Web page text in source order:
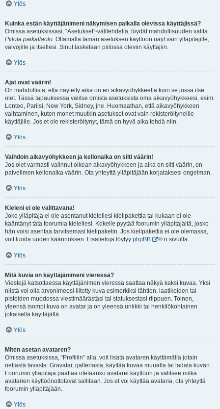
Ylös
Kuinka estän käyttäjänimeni näkymisen paikalla olevissa käyttäjissä?
Omissa asetuksissasi, “Asetukset”-välilehdellä, löydät mahdollisuuden valita
Piilota paikallaolo. Ottamalla tämän asetuksen käyttöön näyt vain ylläpitäjille,
valvojille ja itsellesi. Sinut lasketaan piilossa oleviin käyttäjiin.
Ylös
Ajat ovat väärin!
On mahdollista, että näytetty aika on eri aikavyöhykkeeltä kuin se jossa itse
olet. Tässä tapauksessa valitse omista asetuksista oma aikavyöhykkeesi, esim.
Lontoo, Pariisi, New York, Sidney, jne. Huomaathan, että aikavyöhykkeen
vaihtaminen, kuten monet muutkin asetukset ovat vain rekisteröityneille
käyttäjille. Jos et ole rekisteröitynyt, tämä on hyvä aika tehdä niin.
Ylös
Vaihdoin aikavyöhykkeen ja kellonaika on silti väärin!
Jos olet varmasti valinnut oikean aikavyöhykkeen ja aika on silti väärin, on
palvelimen kellonaika väärin. Ota yhteyttä ylläpitäjään korjataksesi ongelman.
Ylös
Kieleni ei ole valittavana!
Joko ylläpitäjä ei ole asentanut kielellesi kielipakettia tai kukaan ei ole
kääntänyt tätä foorumia kielellesi. Kokeile pyytää foorumin ylläpitäjältä, josko
hän voisi asentaa tarvitsemasi kielipaketin. Jos kielipakettia ei ole olemassa,
voit luoda uuden käännöksen. Lisätietoja löytyy phpBB ®:n sivuilta.
Ylös
Mitä kuvia on käyttäjänimeni vieressä?
Viestejä katsottaessa käyttäjänimen vieressä saattaa näkyä kaksi kuvaa. Yksi
niistä voi olla arvonimeesi liitetty kuva esimerkiksi tähtien, laatikoiden tai
pisteiden muodossa viestimäärästäsi tai statuksestasi riippuen. Toinen,
yleensä isompi kuva on avatar ja on yleensä uniikki tai henkilökohtainen
jokaisella käyttäjällä.
Ylös
Miten asetan avataren?
Omissa asetuksissa, “Profiilin” alla, voit lisätä avataren käyttämällä jotain
neljästä tavasta: Gravatar, galleriasta, käyttää kuvaa muualta tai ladata kuvan.
Foorumin ylläpitäjä päättää otetaanko avataret käyttöön ja valitsee mitkä
avatarien käyttöönottotavat sallitaan. Jos et voi käyttää avataria, ota yhteyttä
foorumin ylläpitäjään.
Ylös